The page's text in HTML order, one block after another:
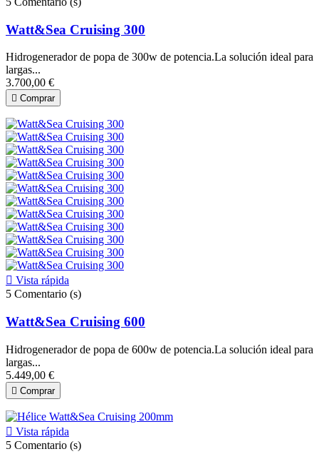
Watt&Sea Cruising 300
Hidrogenerador de popa de 300w de potencia.La solución ideal para
largas...
3.700,00 €
 Comprar
 Vista rápida
5 Comentario (s)
Watt&Sea Cruising 600
Hidrogenerador de popa de 600w de potencia.La solución ideal para
largas...
5.449,00 €
 Comprar
 Vista rápida
5 Comentario (s)